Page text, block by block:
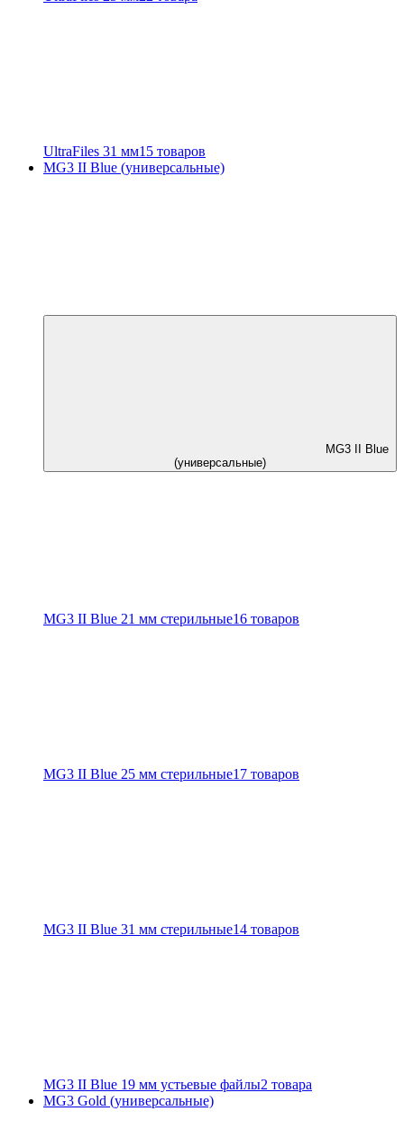
UltraFiles 31 мм15 товаров
MG3 II Blue (универсальные)
MG3 II Blue
(универсальные)
MG3 II Blue 21 мм стерильные16 товаров
MG3 II Blue 25 мм стерильные17 товаров
MG3 II Blue 31 мм стерильные14 товаров
MG3 II Blue 19 мм устьевые файлы2 товара
MG3 Gold (универсальные)